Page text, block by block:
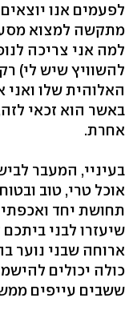
לפעמים אנו
מתקשה למצוא
למה אני צריכה
להשוויץ שיש לי)
האלוהית שלו
באשר הוא זכאי
אחרת.
בעיניי, המעבר
אוכל טרי, טוב
תחושת יחד
שיעזרו לבני
ארוחה שבני נוער
כולה יכולים
ששבים עייפים